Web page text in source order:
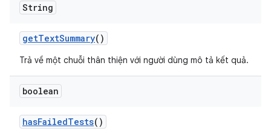
String
getTextSummary()
Trả về một chuỗi thân thiện với người dùng mô tả kết quả.
boolean
hasFailedTests()